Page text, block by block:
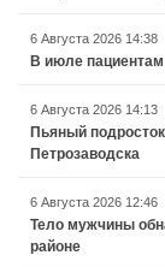
6 Августа 2026 14:38
В июле
6 Августа 2026 14:13
Пьяный
Петрозаводска
6 Августа 2026 12:46
Тело мужчины
районе